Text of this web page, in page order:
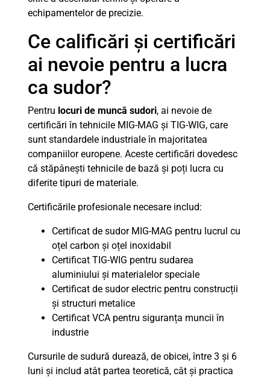
echipamentelor de precizie.
Ce calificări și certificări
ai nevoie pentru a lucra
ca sudor?
Pentru locuri de muncă sudori, ai nevoie de
certificări în tehnicile MIG-MAG și TIG-WIG, care
sunt standardele industriale în majoritatea
companiilor europene. Aceste certificări dovedesc
că stăpânești tehnicile de bază și poți lucra cu
diferite tipuri de materiale.
Certificările profesionale necesare includ:
Certificat de sudor MIG-MAG pentru lucrul cu
oțel carbon și oțel inoxidabil
Certificat TIG-WIG pentru sudarea
aluminiului și materialelor speciale
Certificat de sudor electric pentru construcții
și structuri metalice
Certificat VCA pentru siguranța muncii în
industrie
Cursurile de sudură durează, de obicei, între 3 și 6
luni și includ atât partea teoretică, cât și practica